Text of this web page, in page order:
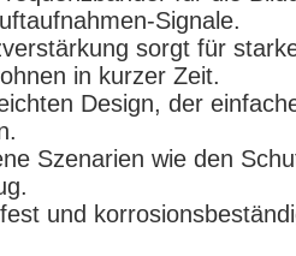
Signale.
sorgt für
in kurzer Zeit.
Design, der
Szenarien wie den
und